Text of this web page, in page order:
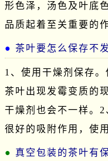
形色泽，汤色及叶底
品质起着至关重要的
茶叶要怎么保存不
1、使用干燥剂保存
茶叶出现发霉变质的
干燥剂也会不一样。
很好的吸附作用，使
真空包装的茶叶有